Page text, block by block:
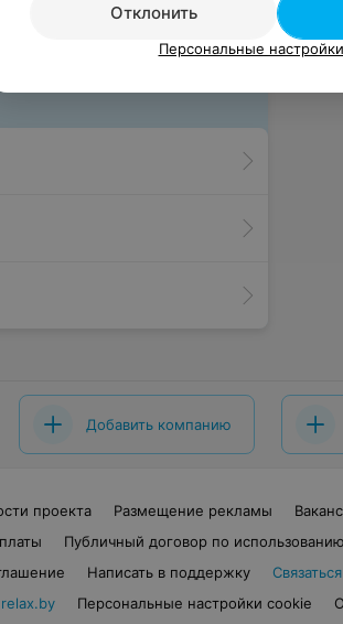
Добавить компанию
проекта Размещение рекламы
Публичный договор по
Написать в поддержку
Персональные настройки cookie
Отклонить
Персональные